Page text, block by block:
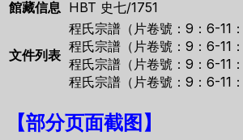
館藏信息 HBT 史七/1751
文件列表
程氏宗譜（片卷號：9：6-11
程氏宗譜（片卷號：9：6-11
程氏宗譜（片卷號：9：6-11
程氏宗譜（片卷號：9：6-11
【部分页面截图 】